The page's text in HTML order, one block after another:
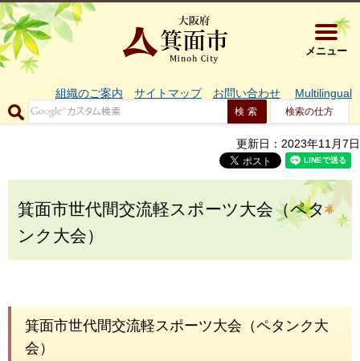
大阪府箕
メニュー
組織のご案内 サイトマップ お問い合わせ Multilingual
検索の仕方
更新日：2023年11月7日
箕面市世代間交流軽スポーツ大会（ペタ
ンク大会）
箕面市世代間交流軽スポーツ大会（ペタンク大
会）